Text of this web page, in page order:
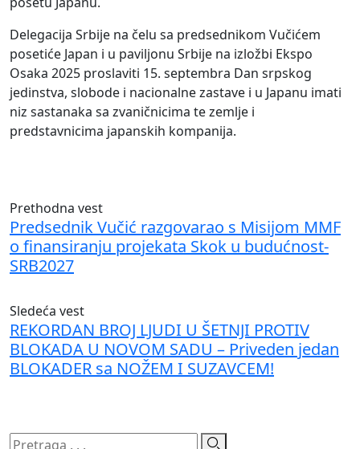
Delegacija Srbije na čelu sa predsednikom Vučićem
posetiće Japan i u paviljonu Srbije na izložbi Ekspo
Osaka 2025 proslaviti 15. septembra Dan srpskog
jedinstva, slobode i nacionalne zastave i u Japanu imati
niz sastanaka sa zvaničnicima te zemlje i
predstavnicima japanskih kompanija.
Prethodna vest
Predsednik Vučić razgovarao s Misijom MMF
o finansiranju projekata Skok u budućnost-
SRB2027
Sledeća vest
REKORDAN BROJ LJUDI U ŠETNJI PROTIV
BLOKADA U NOVOM SADU – Priveden jedan
BLOKADER sa NOŽEM I SUZAVCEM!